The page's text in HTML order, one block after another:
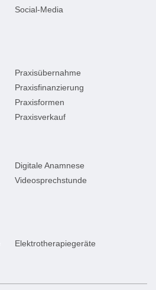
Social-Media
Praxisübernahme
Praxisfinanzierung
Praxisformen
Praxisverkauf
Digitale Anamnese
Videosprechstunde
Elektrotherapiegeräte